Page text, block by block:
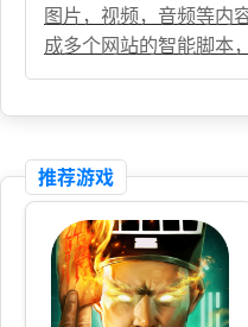
图片，视频，音频等内
成多个网站的智能脚本
推荐游戏